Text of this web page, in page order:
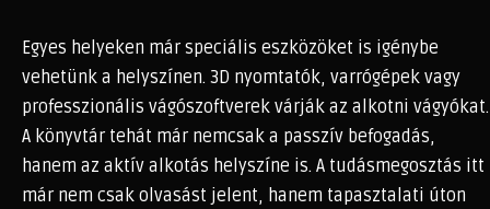
Egyes helyeken már speciális eszközöket is igénybe
vehetünk a helyszínen. 3D nyomtatók, varrógépek vagy
professzionális vágószoftverek várják az alkotni vágyókat.
A könyvtár tehát már nemcsak a passzív befogadás,
hanem az aktív alkotás helyszíne is. A tudásmegosztás itt
már nem csak olvasást jelent, hanem tapasztalati úton